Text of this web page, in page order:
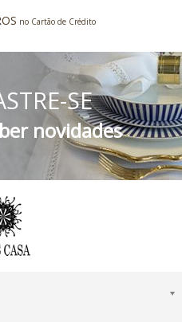
no Cartão de Crédito
no Boleto Bancário e PIX
Consulte o Regulamento
SE
novidades